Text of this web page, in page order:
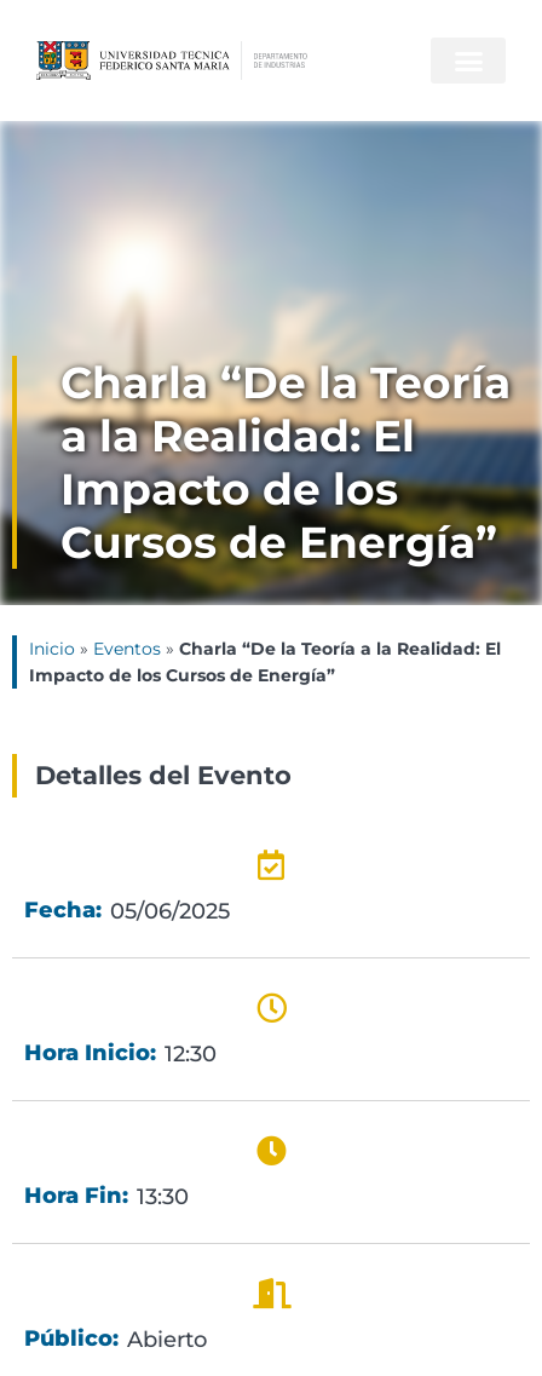
Charla “De la Teoría
a la Realidad: El
Impacto de los
Cursos de Energía”
Inicio » Eventos » Charla “De la Teoría a la Realidad: El
Impacto de los Cursos de Energía”
Detalles del Evento
Fecha: 05/06/2025
Hora Inicio: 12:30
Hora Fin: 13:30
Público: Abierto